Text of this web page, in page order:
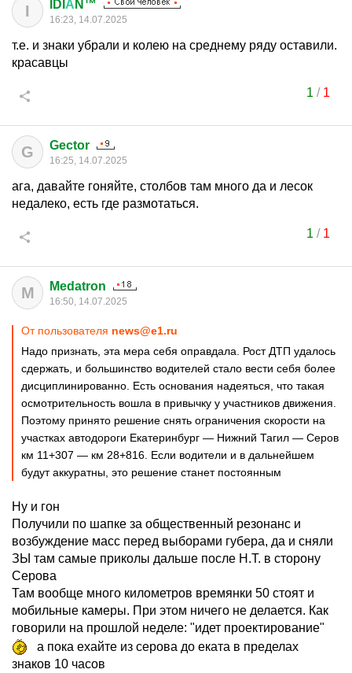
I IDI А N™
16:23, 14.07.2025
т.е. и знаки убрали и колею на среднему ряду оставили.
красавцы
1 / 1
G Gector
16:25, 14.07.2025
ага, давайте гоняйте, столбов там много да и лесок
недалеко, есть где размотаться.
1 / 1
M Medatron
16:50, 14.07.2025
От пользователя news@e1.ru
Надо признать, эта мера себя оправдала. Рост ДТП удалось
сдержать, и большинство водителей стало вести себя более
дисциплинированно. Есть основания надеяться, что такая
осмотрительность вошла в привычку у участников движения.
Поэтому принято решение снять ограничения скорости на
участках автодороги Екатеринбург — Нижний Тагил — Серов
км 11+307 — км 28+816. Если водители и в дальнейшем
будут аккуратны, это решение станет постоянным
Ну и гон
Получили по шапке за общественный резонанс и
возбуждение масс перед выборами губера, да и сняли
ЗЫ там самые приколы дальше после Н.Т. в сторону
Серова
Там вообще много километров времянки 50 стоят и
мобильные камеры. При этом ничего не делается. Как
говорили на прошлой неделе: "идет проектирование"
а пока ехайте из серова до еката в пределах
знаков 10 часов